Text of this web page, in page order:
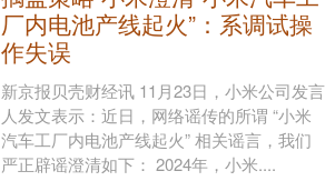
厂内电池产线起火”：系调试操
作失误
新京报贝壳财经讯 11月23日，小米公司发言
人发文表示：近日，网络谣传的所谓 “小米
汽车工厂内电池产线起火” 相关谣言，我们
严正辟谣澄清如下： 2024年，小米....